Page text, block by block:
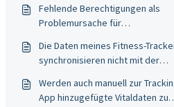
Fehlende Berechtigungen als
Problemursache für
Die Daten meines Fitness-
synchronisieren nicht mit der
Werden auch manuell zur
App hinzugefügte Vitaldaten zu